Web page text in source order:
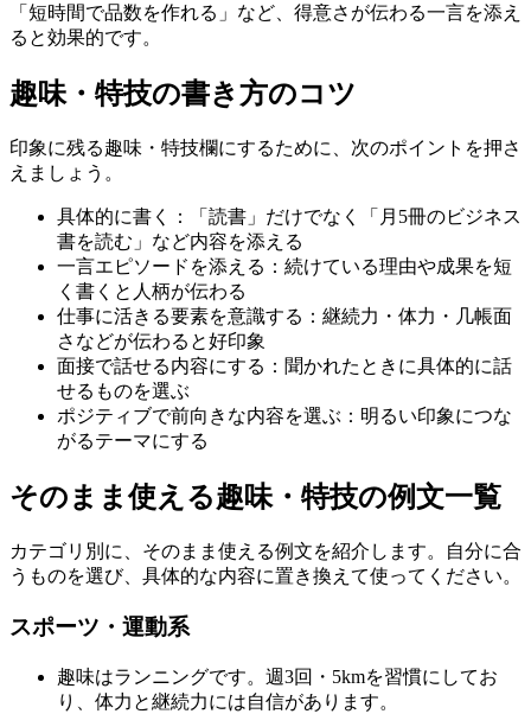
「短時間で品数を作れる」など、得意さが伝わる一言を添え
ると効果的です。
趣味・特技の書き方のコツ
印象に残る趣味・特技欄にするために、次のポイントを押さ
えましょう。
具体的に書く：「読書」だけでなく「月5冊のビジネス
書を読む」など内容を添える
一言エピソードを添える：続けている理由や成果を短
く書くと人柄が伝わる
仕事に活きる要素を意識する：継続力・体力・几帳面
さなどが伝わると好印象
面接で話せる内容にする：聞かれたときに具体的に話
せるものを選ぶ
ポジティブで前向きな内容を選ぶ：明るい印象につな
がるテーマにする
そのまま使える趣味・特技の例文一覧
カテゴリ別に、そのまま使える例文を紹介します。自分に合
うものを選び、具体的な内容に置き換えて使ってください。
スポーツ・運動系
趣味はランニングです。週3回・5kmを習慣にしてお
り、体力と継続力には自信があります。